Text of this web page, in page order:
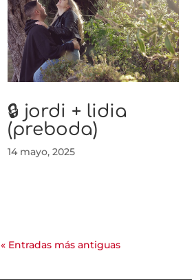
🔒 jordi + lidia
(preboda)
14 mayo, 2025
« Entradas más antiguas